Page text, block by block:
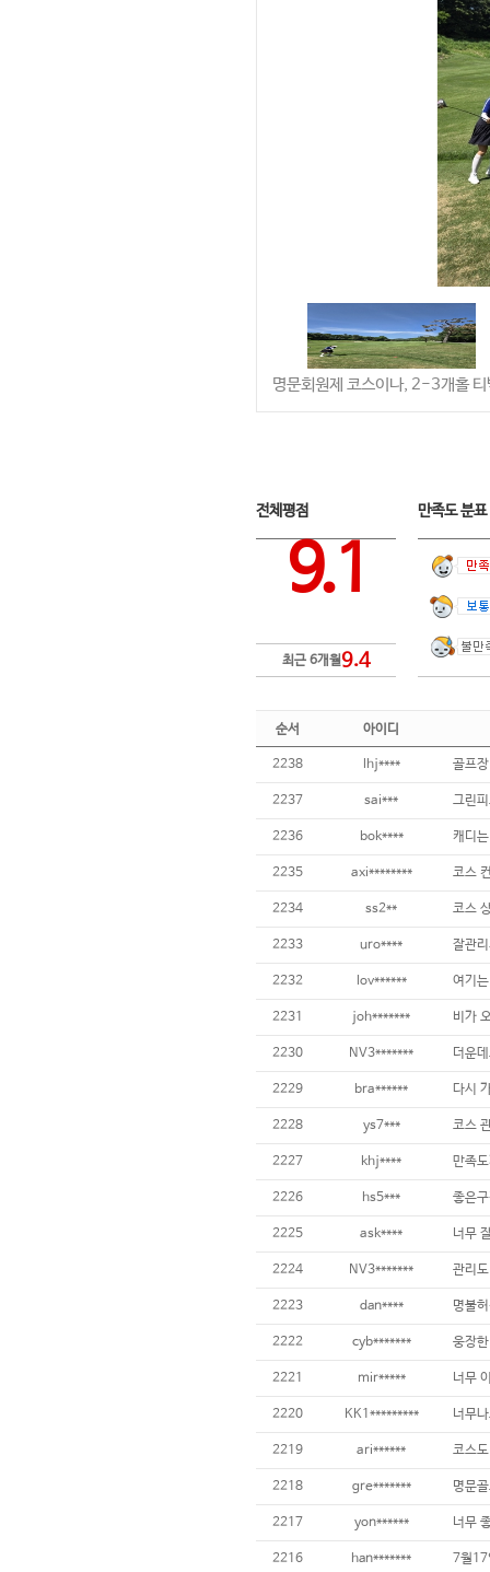
명문회원제 코스이나, 2-3개홀
전체평점
9.1
최근 6개월9.4
만족도 분
순서 아이디
2238 lhj****
2237 sai***
2236 bok****
2235 axi********
2234 ss2**
2233 uro**** 잘관
2232 lov******
2231 joh*******
2230 NV3*******
2229 bra******
2228 ys7***
2227 khj****
2226 hs5*** 좋은
2225 ask****
2224 NV3*******
2223 dan****
2222 cyb******* 웅장
2221 mir***** 너무
2220 KK1*********
2219 ari******
2218 gre******* 명문
2217 yon******
2216 han*******